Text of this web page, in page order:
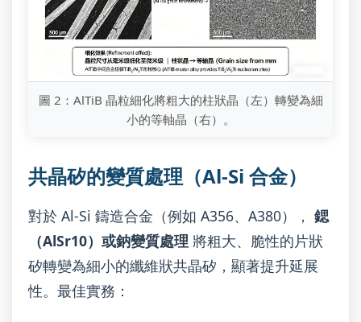
圖 2：AlTiB 晶粒細化將粗大的柱狀晶（左）轉變為細
小的等軸晶（右）。
共晶矽的變質處理（Al-Si 合金）
對於 Al-Si 鑄造合金（例如 A356、A380）， 鍶
（AlSr10）或鈉變質處理 將粗大、脆性的片狀
矽轉變為細小的纖維狀共晶矽，顯著提升延展
性。最佳實務：